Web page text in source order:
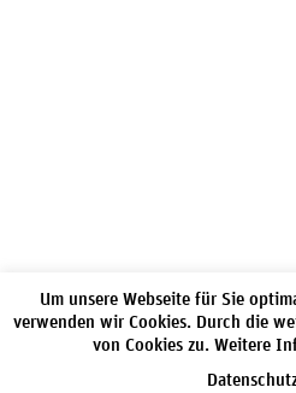
Um unsere Webseite für Sie
verwenden wir Cookies. Durch die
von Cookies zu. Weitere